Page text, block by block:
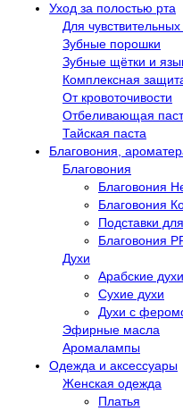
Уход за полостью рта
Для чувствительных
Зубные порошки
Зубные щётки и
Комплексная
От кровоточивости
Отбеливающая
Тайская паста
Благовония,
Благовония
Благовония
Благовония
Подставки
Благовония
Духи
Арабские духи
Сухие духи
Духи с
Эфирные масла
Аромалампы
Одежда и аксессуары
Женская одежда
Платья